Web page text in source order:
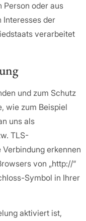
oder aus
Interesses der
verarbeitet
und zum Schutz
wie zum Beispiel
uns als
TLS-
erkennen
von „http://“
Symbol in Ihrer
aktiviert ist,